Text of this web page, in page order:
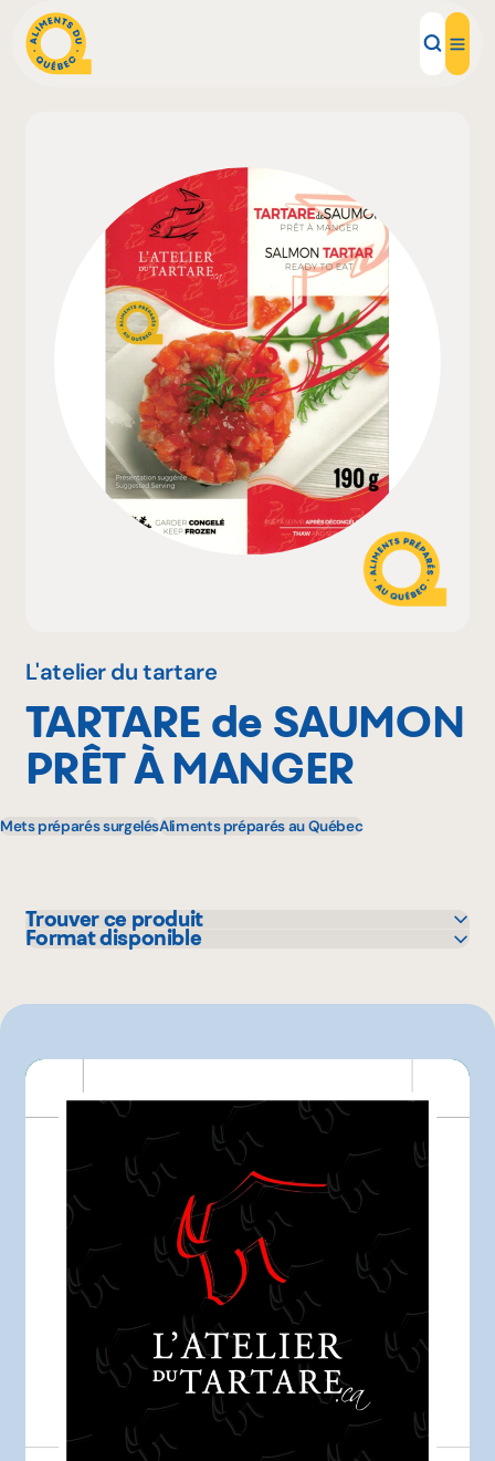
Aliments d'ici
Recettes
Inspirations d'ici
Restaurants
Institutions
À propos
EN
L'atelier du tartare
TARTARE de SAUMON
PRÊT À MANGER
Mets préparés surgelésAliments préparés au Québec
Trouver ce produit
Maturin
Format disponible